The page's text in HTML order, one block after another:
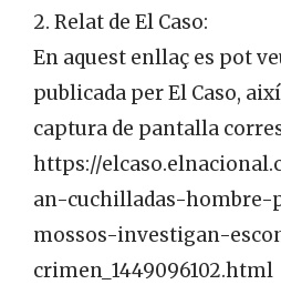
2. Relat de El Caso:
En aquest enllaç es pot
publicada per El Caso,
captura de pantalla
https://
an-cuchilladas-
mossos-investigan-
crimen_1449096102.html